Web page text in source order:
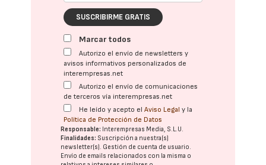
SUSCRIBIRME GRATIS
Marcar todos
Autorizo el envío de newsletters y
avisos informativos personalizados de
interempresas.net
Autorizo el envío de comunicaciones
de terceros vía interempresas.net
He leído y acepto elAviso Legal y la
Política de Protección de Datos
Responsable: Interempresas Media, S.L.U.
Finalidades: Suscripción a nuestra(s)
newsletter(s). Gestión de cuenta de usuario.
Envío de emails relacionados con la misma o